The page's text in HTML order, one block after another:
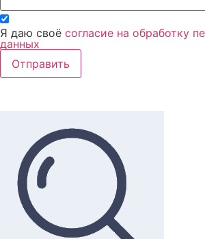
Я даю своё согласие на обработку
данных
Отправить